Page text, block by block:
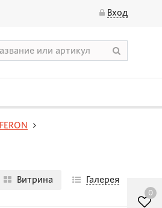
Вход
FERON
Витрина Галерея
0